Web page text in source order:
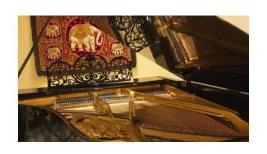
View
Larger
Image